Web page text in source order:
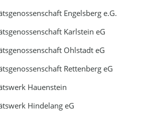
Engelsberg e.G.
Karlstein eG
Ohlstadt eG
Rettenberg eG
Hauenstein
Hindelang eG